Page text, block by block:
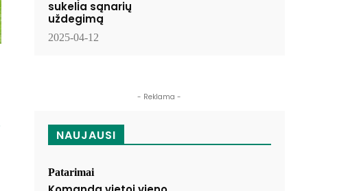
sukelia sąnarių
uždegimą
2025-04-12
- Reklama -
NAUJAUSI
Patarimai